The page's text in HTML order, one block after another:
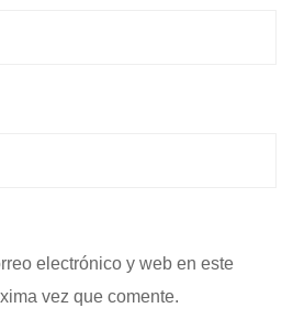
electrónico y web en este
vez que comente.